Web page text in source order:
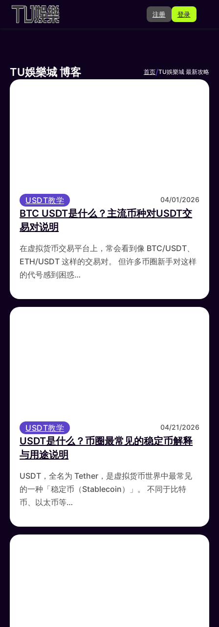
注册 登录
TU娛樂城 博客 首页/TU娛樂城 最新攻略
USDT教学 04/01/2026
BTC USDT是什么？主流币种对USDT交
易对说明
在虚拟货币交易平台上，常会看到像 BTC/USDT、
ETH/USDT 这样的交易对。 但许多币圈新手对这样
的代号感到困惑…
USDT教学 04/21/2026
USDT是什么？币圈最常见的稳定币解释
与用途说明
USDT，全名为 Tether，是虚拟货币世界中最常见
的一种「稳定币（Stablecoin）」。 不同于比特
币、以太币等…